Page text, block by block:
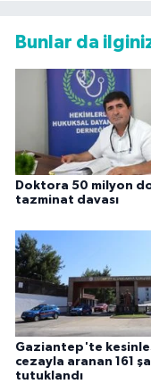
Bunlar da
Doktora 50 milyon
tazminat davası
Gaziantep'te
cezayla aranan 161
tutuklandı